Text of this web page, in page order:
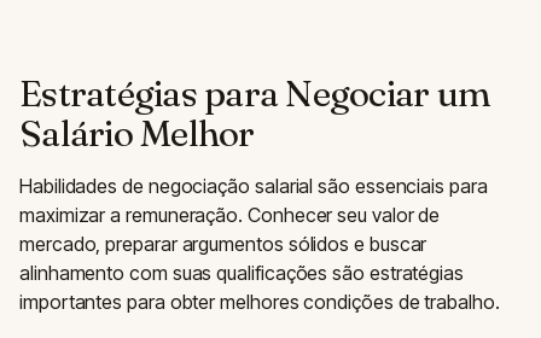
Estratégias para Negociar um
Salário Melhor
Habilidades de negociação salarial são essenciais para
maximizar a remuneração. Conhecer seu valor de
mercado, preparar argumentos sólidos e buscar
alinhamento com suas qualificações são estratégias
importantes para obter melhores condições de trabalho.